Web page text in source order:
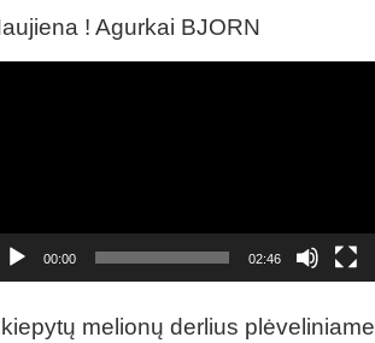
! Agurkai BJORN
00:00 02:46
melionų derlius plėveliniame